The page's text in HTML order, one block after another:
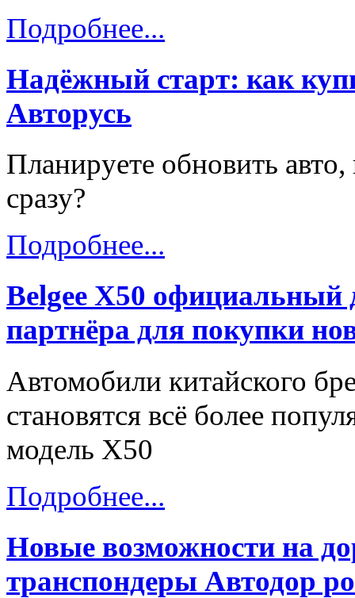
Подробнее...
Надёжный старт: как
Авторусь
Планируете обновить
сразу?
Подробнее...
Belgee X50 официальный
партнёра для покупки
Автомобили китайского
становятся всё более
модель X50
Подробнее...
Новые возможности на
транспондеры Автодор